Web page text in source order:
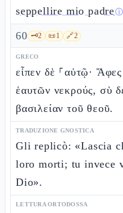
seppellire mio padreⓘ
60 🗝️2 📜1 🔗2
GRECO
εἶπεν δὲ ⸀αὐτῷ·
ἑαυτῶν νεκρούς, σὺ
βασιλείαν τοῦ θεοῦ.
TRADUZIONE GNOSTICA
Gli replicò: «Lascia
loro morti; tu invece
Dio».
LETTURA ORTODOSSA